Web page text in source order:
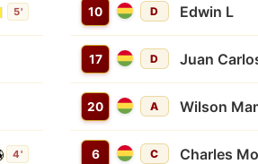
5'
4'
10 D Edwin L
17 D Juan
20 A Wilson
6 C Charles